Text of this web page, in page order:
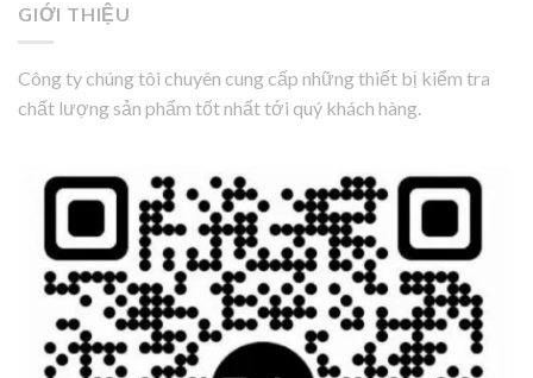
GIỚI THIỆU
Công ty chúng tôi chuyên cung cấp những thiết bị kiểm tra
chất lượng sản phẩm tốt nhất tới quý khách hàng.